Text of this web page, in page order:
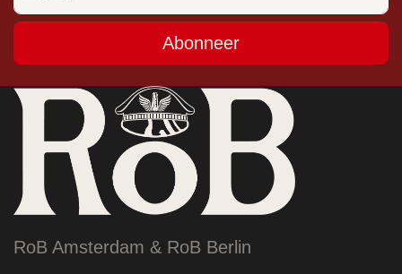
Abonneer
RoB Amsterdam & RoB Berlin